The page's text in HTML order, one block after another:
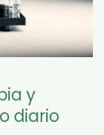
y
diario